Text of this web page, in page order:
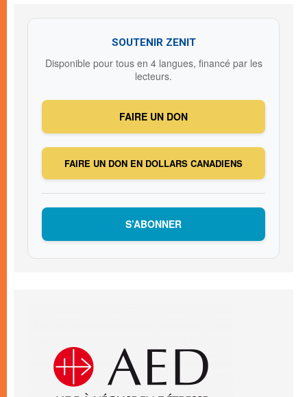
SOUTENIR ZENIT
Disponible pour tous en 4 langues, financé par les
lecteurs.
FAIRE UN DON
FAIRE UN DON EN DOLLARS CANADIENS
S’ABONNER